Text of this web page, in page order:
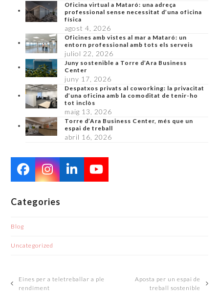
Oficina virtual a Mataró: una adreça
professional sense necessitat d’una oficina
física
agost 4, 2026
Oficines amb vistes al mar a Mataró: un
entorn professional amb tots els serveis
juliol 22, 2026
Juny sostenible a Torre d’Ara Business
Center
juny 17, 2026
Despatxos privats al coworking: la privacitat
d’una oficina amb la comoditat de tenir-ho
tot inclòs
maig 13, 2026
Torre d’Ara Business Center, més que un
espai de treball
abril 16, 2026
Facebook
Instagram
LinkedInYouTube
Categories
Blog
Uncategorized
previous
Eines per a teletreballar a ple
rendiment
Aposta per un espai de
treball sostenible